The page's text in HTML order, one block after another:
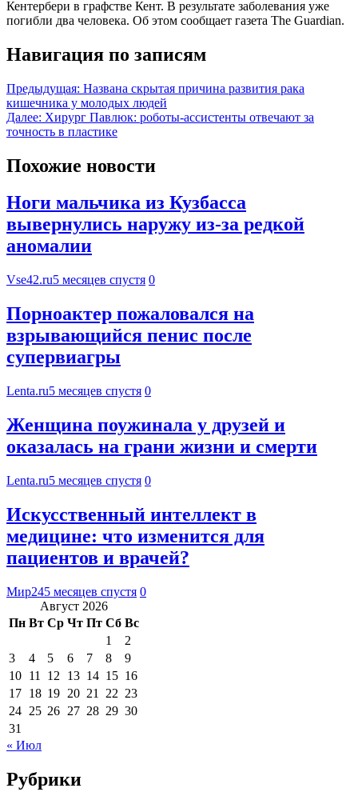
Кентербери в графстве Кент. В результате заболевания уже
погибли два человека. Об этом сообщает газета The Guardian.
Навигация по записям
Предыдущая: Названа скрытая причина развития рака
кишечника у молодых людей
Далее: Хирург Павлюк: роботы-ассистенты отвечают за
точность в пластике
Похожие новости
Ноги мальчика из Кузбасса
вывернулись наружу из-за редкой
аномалии
Vse42.ru5 месяцев спустя 0
Порноактер пожаловался на
взрывающийся пенис после
супервиагры
Lenta.ru5 месяцев спустя 0
Женщина поужинала у друзей и
оказалась на грани жизни и смерти
Lenta.ru5 месяцев спустя 0
Искусственный интеллект в
медицине: что изменится для
пациентов и врачей?
Мир245 месяцев спустя 0
Август 2026
Пн Вт Ср Чт Пт Сб Вс
1
2
3
4 5 6 7 8
9
10 11 12 13 14 15 16
17 18 19 20 21 22 23
24 25 26 27 28 29 30
31
« Июл
Рубрики